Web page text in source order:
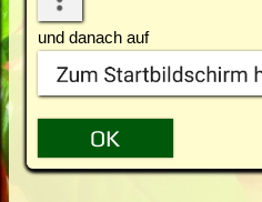
und danach auf